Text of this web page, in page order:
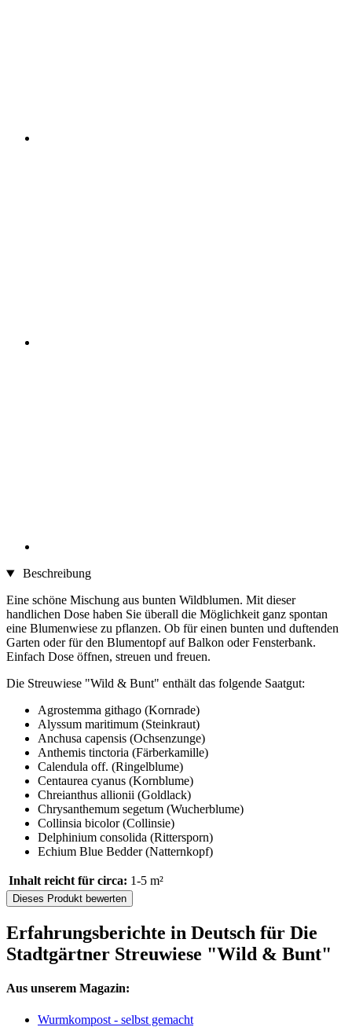
Beschreibung
Eine schöne Mischung aus bunten Wildblumen. Mit dieser
handlichen Dose haben Sie überall die Möglichkeit ganz spontan
eine Blumenwiese zu pflanzen. Ob für einen bunten und duftenden
Garten oder für den Blumentopf auf Balkon oder Fensterbank.
Einfach Dose öffnen, streuen und freuen.
Die Streuwiese "Wild & Bunt" enthält das folgende Saatgut:
Agrostemma githago (Kornrade)
Alyssum maritimum (Steinkraut)
Anchusa capensis (Ochsenzunge)
Anthemis tinctoria (Färberkamille)
Calendula off. (Ringelblume)
Centaurea cyanus (Kornblume)
Chreianthus allionii (Goldlack)
Chrysanthemum segetum (Wucherblume)
Collinsia bicolor (Collinsie)
Delphinium consolida (Rittersporn)
Echium Blue Bedder (Natternkopf)
Inhalt reicht für circa: 1-5 m²
Dieses Produkt bewerten
Erfahrungsberichte in Deutsch für Die
Stadtgärtner Streuwiese "Wild & Bunt"
Aus unserem Magazin:
Wurmkompost - selbst gemacht